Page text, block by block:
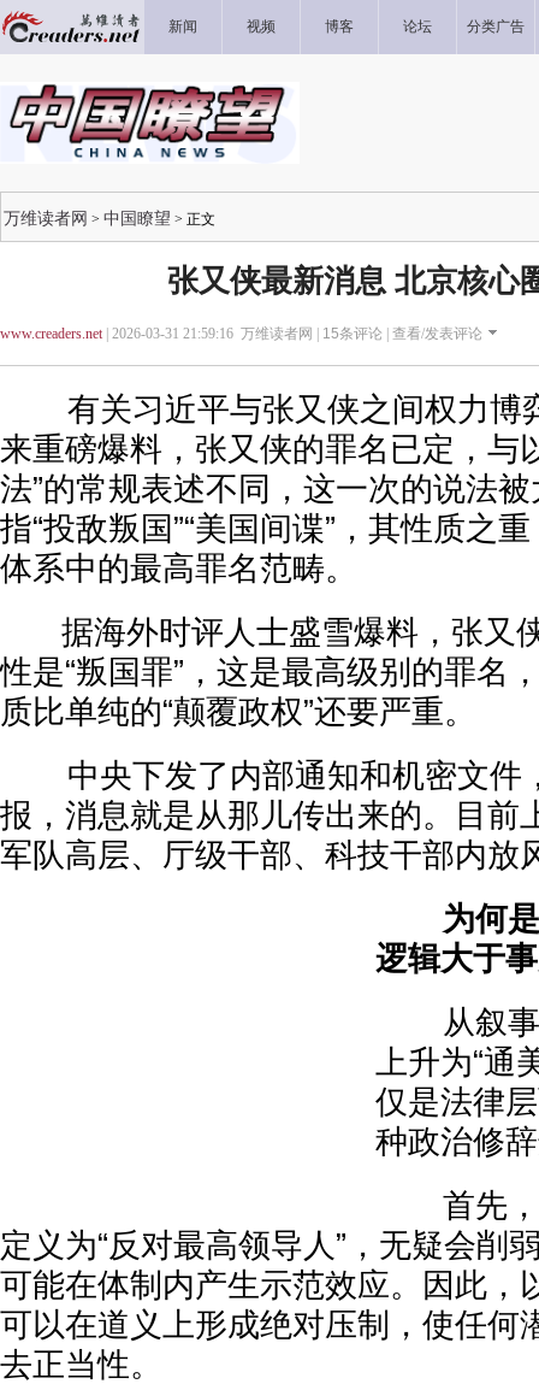
新闻 视频 博客 论坛 分类广告
万维读者网 > 中国瞭望 > 正文
张又侠最新消息 北京核心
www.creaders.net| 2026-03-31 21:59:16 万维读者网 | 15条评论 | 查看/发表评论
有关习近平与张又侠之间权力博
来重磅爆料，张又侠的罪名已定，与
法”的常规表述不同，这一次的说法
指“投敌叛国”“美国间谍”，其性质之
体系中的最高罪名范畴。
据海外时评人士盛雪爆料，张又
性是“叛国罪”，这是最高级别的罪名
质比单纯的“颠覆政权”还要严重。
中央下发了内部通知和机密文件
报，消息就是从那儿传出来的。目前
军队高层、厅级干部、科技干部内放
为何
逻辑大于
从叙事
上升为“通
仅是法律
种政治修
首先，
定义为“反对最高领导人”，无疑会削
可能在体制内产生示范效应。因此，
可以在道义上形成绝对压制，使任何
去正当性。